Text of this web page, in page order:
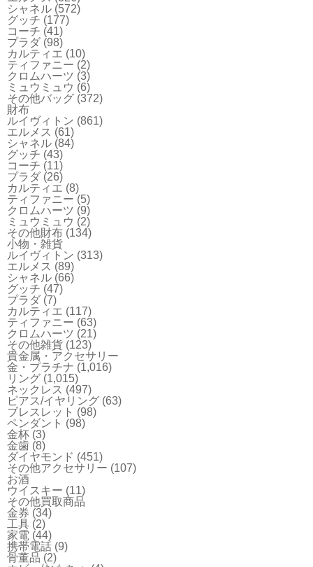
シャネル (572)
グッチ (177)
コーチ (41)
プラダ (98)
カルティエ (10)
ティファニー (2)
クロムハーツ (3)
ミュウミュウ (6)
その他バッグ (372)
財布
ルイヴィトン (861)
エルメス (61)
シャネル (84)
グッチ (43)
コーチ (11)
プラダ (26)
カルティエ (8)
ティファニー (5)
クロムハーツ (9)
ミュウミュウ (2)
その他財布 (134)
小物・雑貨
ルイヴィトン (313)
エルメス (89)
シャネル (66)
グッチ (47)
プラダ (7)
カルティエ (117)
ティファニー (63)
クロムハーツ (21)
その他雑貨 (123)
貴金属・アクセサリー
金・プラチナ (1,016)
リング (1,015)
ネックレス (497)
ピアス/イヤリング (63)
ブレスレット (98)
ペンダント (98)
金杯 (3)
金歯 (8)
ダイヤモンド (451)
その他アクセサリー (107)
お酒
ウイスキー (11)
その他買取商品
金券 (34)
工具 (2)
家電 (44)
携帯電話 (9)
骨董品 (2)